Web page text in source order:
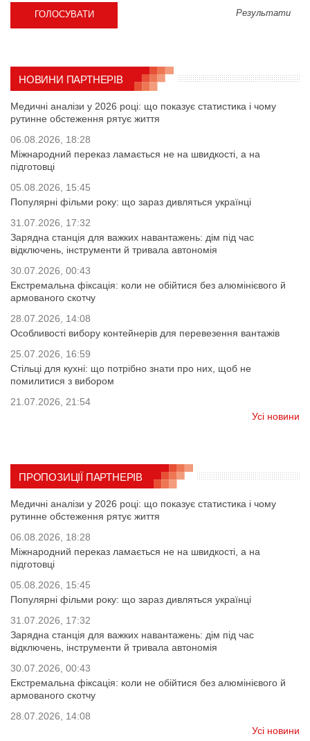
Результати
НОВИНИ ПАРТНЕРІВ
Медичні аналізи у 2026 році: що показує статистика і чому
рутинне обстеження рятує життя
06.08.2026, 18:28
Міжнародний переказ ламається не на швидкості, а на
підготовці
05.08.2026, 15:45
Популярні фільми року: що зараз дивляться українці
31.07.2026, 17:32
Зарядна станція для важких навантажень: дім під час
відключень, інструменти й тривала автономія
30.07.2026, 00:43
Екстремальна фіксація: коли не обійтися без алюмінієвого й
армованого скотчу
28.07.2026, 14:08
Особливості вибору контейнерів для перевезення вантажів
25.07.2026, 16:59
Стільці для кухні: що потрібно знати про них, щоб не
помилитися з вибором
21.07.2026, 21:54
Усі новини
ПРОПОЗИЦІЇ ПАРТНЕРІВ
Медичні аналізи у 2026 році: що показує статистика і чому
рутинне обстеження рятує життя
06.08.2026, 18:28
Міжнародний переказ ламається не на швидкості, а на
підготовці
05.08.2026, 15:45
Популярні фільми року: що зараз дивляться українці
31.07.2026, 17:32
Зарядна станція для важких навантажень: дім під час
відключень, інструменти й тривала автономія
30.07.2026, 00:43
Екстремальна фіксація: коли не обійтися без алюмінієвого й
армованого скотчу
28.07.2026, 14:08
Усі новини